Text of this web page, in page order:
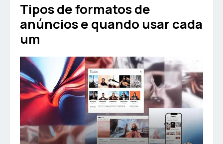
Tipos de formatos de
anúncios e quando usar cada
um